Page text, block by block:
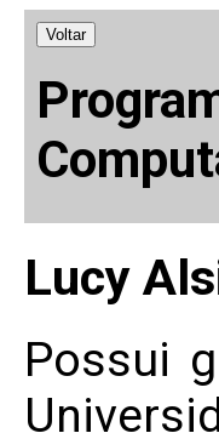
Voltar
Lucy
Possui